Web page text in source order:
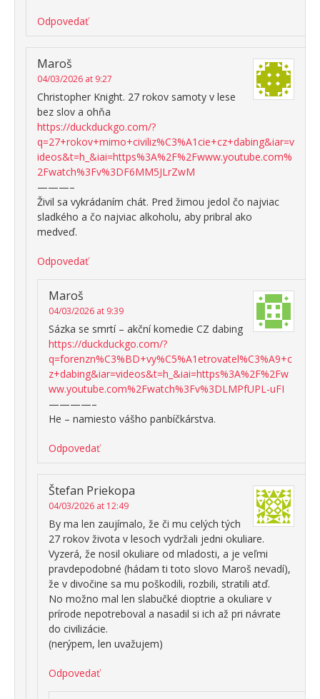
Odpovedať
Maroš
04/03/2026 at 9:27
Christopher Knight. 27 rokov samoty v lese
bez slov a ohňa
https://duckduckgo.com/?
q=27+rokov+mimo+civiliz%C3%A1cie+cz+dabing&iar=v
ideos&t=h_&iai=https%3A%2F%2Fwww.youtube.com%
2Fwatch%3Fv%3DF6MM5JLrZwM
———–
Živil sa vykrádaním chát. Pred žimou jedol čo najviac
sladkého a čo najviac alkoholu, aby pribral ako
medveď.
Odpovedať
Maroš
04/03/2026 at 9:39
Sázka se smrtí – akční komedie CZ dabing
https://duckduckgo.com/?
q=forenzn%C3%BD+vy%C5%A1etrovatel%C3%A9+c
z+dabing&iar=videos&t=h_&iai=https%3A%2F%2Fw
ww.youtube.com%2Fwatch%3Fv%3DLMPfUPL-uFI
————–
He – namiesto vášho panbíčkárstva.
Odpovedať
Štefan Priekopa
04/03/2026 at 12:49
By ma len zaujímalo, že či mu celých tých
27 rokov života v lesoch vydržali jedni okuliare.
Vyzerá, že nosil okuliare od mladosti, a je veľmi
pravdepodobné (hádam ti toto slovo Maroš nevadí),
že v divočine sa mu poškodili, rozbili, stratili atď.
No možno mal len slabučké dioptrie a okuliare v
prírode nepotreboval a nasadil si ich až pri návrate
do civilizácie.
(nerýpem, len uvažujem)
Odpovedať